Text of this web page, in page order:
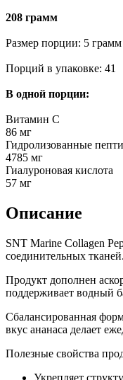
208 грамм
Размер порции: 5 грамм
Порций в упаковке: 41
В одной порции:
Витамин С
86 мг
Гидролизованные
4785 мг
Гиалуроновая кислота
57 мг
Описание
SNT Marine Collagen
соединительных
Продукт дополнен
поддерживает водный
Сбалансированная
вкус ананаса делает
Полезные свойства
Укрепляет